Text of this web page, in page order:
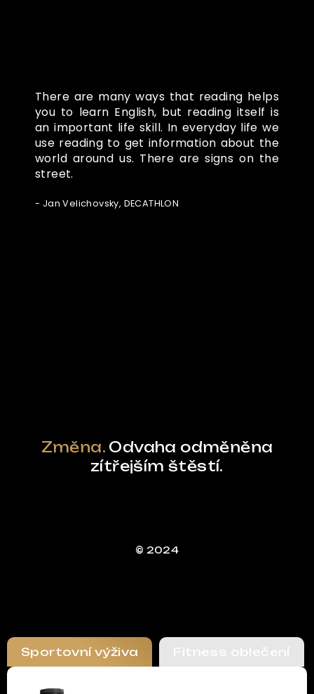
There are many ways that reading helps
you to learn English, but reading itself is
an important life skill. In everyday life we
use reading to get information about the
world around us. There are signs on the
street.
- Jan Velichovsky, DECATHLON
Změna. Odvaha odměněna
zítřejším štěstí.
© 2024
Sportovní výživa Fitness oblečení